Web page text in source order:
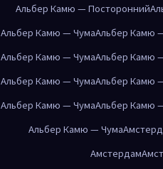
Альбер Камю — Посторонний
Альбер Камю — ЧумаАльбер Камю
Альбер Камю — ЧумаАльбер Камю
Альбер Камю — ЧумаАльбер Камю
Альбер Камю — ЧумаАльбер Камю
Альбер Камю — Чума
Амстердам